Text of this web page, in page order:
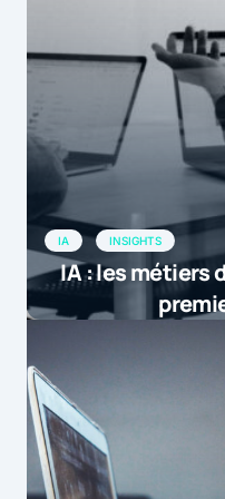
IA INSIGHTS
IA : les métiers